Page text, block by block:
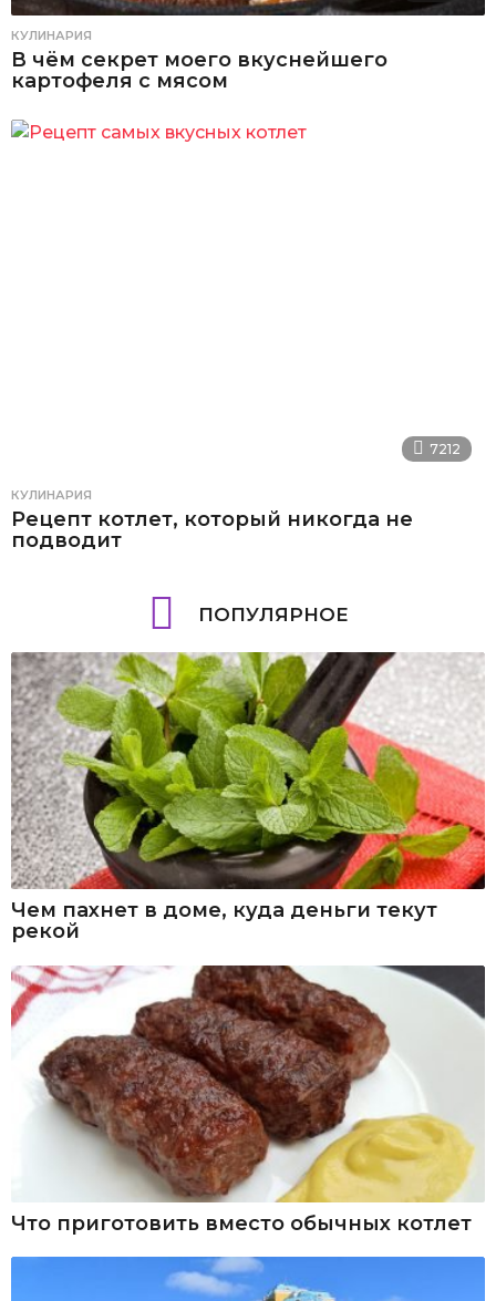
КУЛИНАРИЯ
В чём секрет моего вкуснейшего
картофеля с мясом
7212
КУЛИНАРИЯ
Рецепт котлет, который никогда не
подводит
ПОПУЛЯРНОЕ
Чем пахнет в доме, куда деньги текут
рекой
Что приготовить вместо обычных котлет